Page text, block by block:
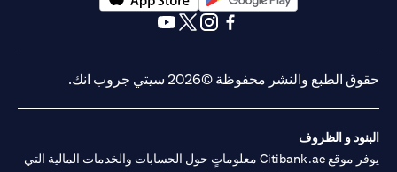
(opens in a new tab)
حقوق الطبع والنشر محفوظة ©2026 سيتي جروب انك.
البنود و الظروف
يوفر موقع Citibank.ae معلوماتٍ حول الحسابات والخدمات المالية التي